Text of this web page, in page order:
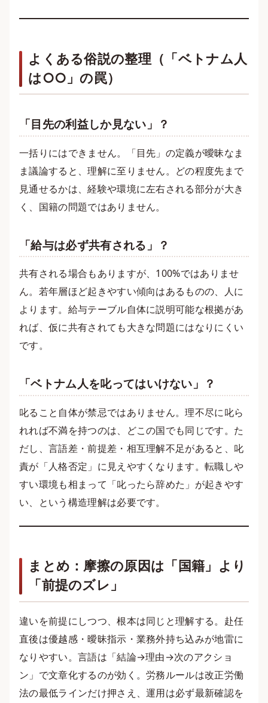
よくある俗説の整理（「ベトナム人
は○○」の罠）
「目先の利益しか見ない」？
一括りにはできません。「目先」の定義が曖昧なま
ま議論すると、理解に至りません。どの程度先まで
見通せるかは、経験や環境に左右される部分が大き
く、国籍の問題ではありません。
「給与は必ず共有される」？
共有される場合もありますが、100%ではありませ
ん。若年層ほど起きやすい傾向はあるものの、人に
よります。給与テーブル自体に説明可能な根拠があ
れば、仮に共有されても大きな問題にはなりにくい
です。
「ベトナム人を叱ってはいけない」？
叱ること自体が禁忌ではありません。理不尽に叱ら
れれば不満を持つのは、どこの国でも同じです。た
だし、言語差・前提差・相互理解不足があると、叱
責が「人格否定」に見えやすくなります。転職しや
すい環境も相まって「叱ったら辞めた」が起きやす
い、という構造理解は必要です。
まとめ：摩擦の原因は「国籍」より
「前提のズレ」
違いを前提にしつつ、根本は同じと理解する。赴任
直後は優越感・曖昧指示・業務外持ち込みが地雷に
なりやすい。言語は「結論→理由→次のアクショ
ン」で文章化するのが効く。労務ルールは改正労働
法の最低ラインだけ押さえ、運用は必ず最新確認を